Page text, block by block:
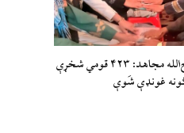
مولوي ذبيح‌الله مجاهد: ۴۲۳ قومي شخړې
غونډې شَوې